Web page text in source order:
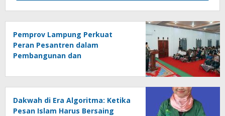
Pemprov Lampung Perkuat
Peran Pesantren dalam
Pembangunan dan
Dakwah di Era Algoritma: Ketika
Pesan Islam Harus Bersaing